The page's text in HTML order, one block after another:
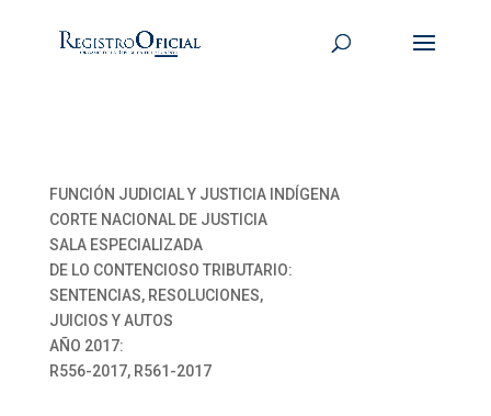
FUNCIÓN JUDICIAL Y JUSTICIA INDÍGENA
CORTE NACIONAL DE JUSTICIA
SALA ESPECIALIZADA
DE LO CONTENCIOSO TRIBUTARIO:
SENTENCIAS, RESOLUCIONES,
JUICIOS Y AUTOS
AÑO 2017:
R556-2017, R561-2017